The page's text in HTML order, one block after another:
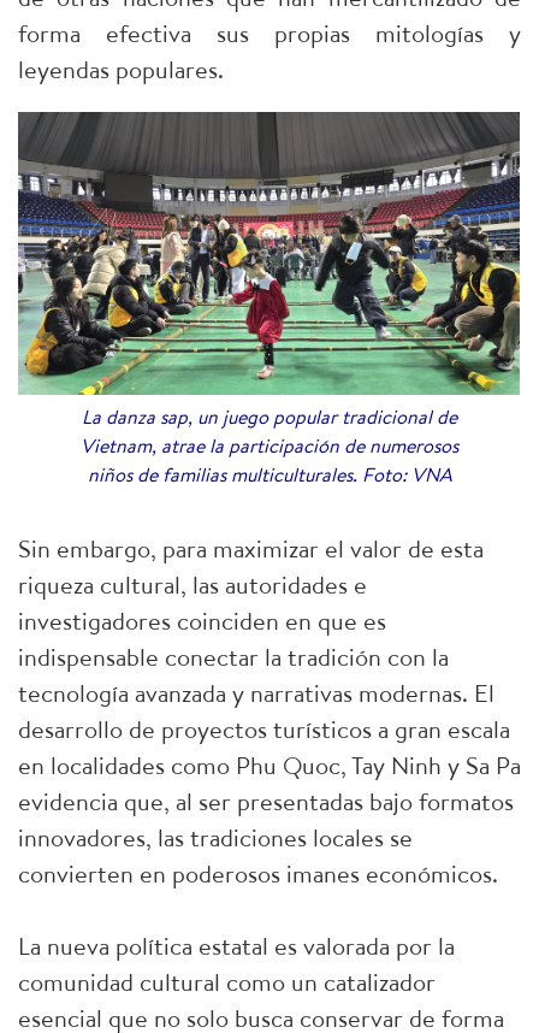
forma efectiva sus propias mitologías y
leyendas populares.
La danza sap, un juego popular tradicional de
Vietnam, atrae la participación de numerosos
niños de familias multiculturales. Foto: VNA
Sin embargo, para maximizar el valor de esta
riqueza cultural, las autoridades e
investigadores coinciden en que es
indispensable conectar la tradición con la
tecnología avanzada y narrativas modernas. El
desarrollo de proyectos turísticos a gran escala
en localidades como Phu Quoc, Tay Ninh y Sa Pa
evidencia que, al ser presentadas bajo formatos
innovadores, las tradiciones locales se
convierten en poderosos imanes económicos.
La nueva política estatal es valorada por la
comunidad cultural como un catalizador
esencial que no solo busca conservar de forma